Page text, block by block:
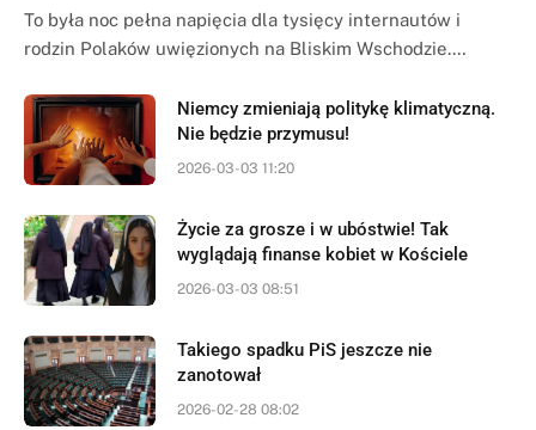
To była noc pełna napięcia dla tysięcy internautów i
rodzin Polaków uwięzionych na Bliskim Wschodzie.…
Niemcy zmieniają politykę klimatyczną.
Nie będzie przymusu!
2026-03-03 11:20
Życie za grosze i w ubóstwie! Tak
wyglądają finanse kobiet w Kościele
2026-03-03 08:51
Takiego spadku PiS jeszcze nie
zanotował
2026-02-28 08:02